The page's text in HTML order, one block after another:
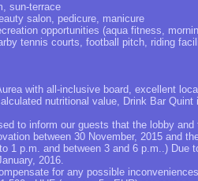
sun-terrace
salon, pedicure, manicure
opportunities (aqua fitness,
tennis courts, football pitch, riding
with all-inclusive board, excellent
nutritional value, Drink Bar
to inform our guests that the lobby
between 30 November, 2015 and
1 p.m. and between 3 and 6 p.m..) Due
2016.
for any possible